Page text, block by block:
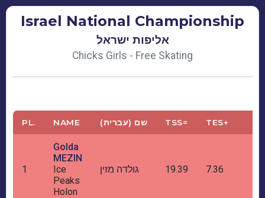
Israel National Championship
אליפות ישראל
Chicks Girls - Free Skating
PL. NAME שם (עברית) TSS= TES+
1
Golda
MEZIN
Ice
Peaks
Holon
גולדה מזין 19.39 7.36